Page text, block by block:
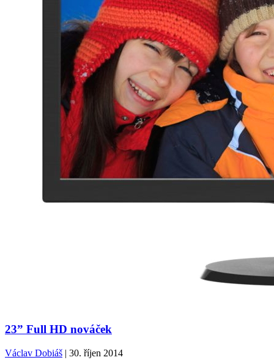
23” Full HD nováček
Václav Dobiáš | 30. říjen 2014